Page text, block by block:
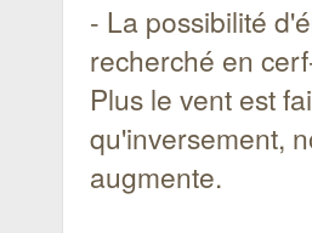
- La possibilité
recherché en
Plus le vent est
qu'inversement,
augmente.